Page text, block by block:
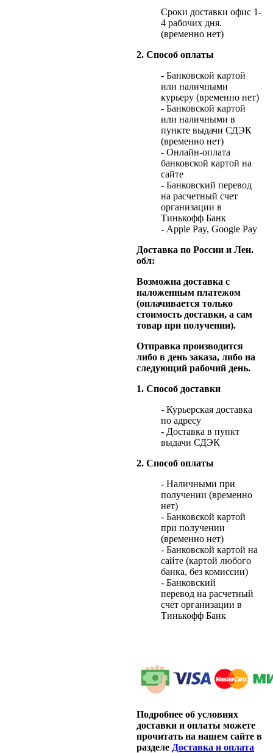
Сроки доставки офис 1-
4 рабочих дня.
(временно нет)
2. Способ оплаты
- Банковской картой
или наличными
курьеру (временно нет)
- Банковской картой
или наличными в
пункте выдачи СДЭК
(временно нет)
- Онлайн-оплата
банковской картой на
сайте
- Банковский перевод
на расчетный счет
организации в
Тинькофф Банк
- Apple Pay, Google Pay
Доставка по России и Лен.
обл:
Возможна доставка с
наложенным платежом
(оплачивается только
стоимость доставки, а сам
товар при получении).
Отправка производится
либо в день заказа, либо на
следующий рабочий день.
1. Способ доставки
- Курьерская доставка
по адресу
- Доставка в пункт
выдачи СДЭК
2. Способ оплаты
- Наличными при
получении (временно
нет)
- Банковской картой
при получении
(временно нет)
- Банковской картой на
сайте (картой любого
банка, без комиссии)
- Банковский
перевод на расчетный
счет организации в
Тинькофф Банк
Подробнее об условиях
доставки и оплаты можете
прочитать на нашем сайте в
разделе Доставка и оплата